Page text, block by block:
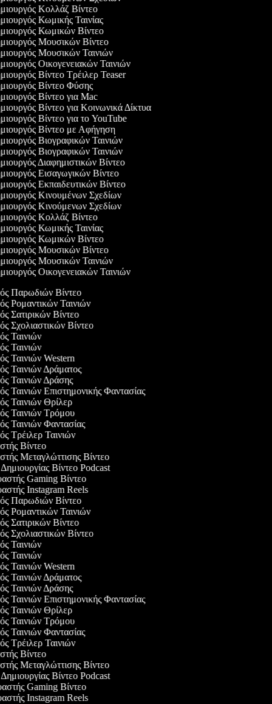
Κολλάζ Βίντεο
Κωμικής Ταινίας
Κωμικών Βίντεο
Μουσικών Βίντεο
Μουσικών Ταινιών
Οικογενειακών Ταινιών
Βίντεο Τρέιλερ Teaser
Βίντεο Φύσης
Βίντεο για Mac
Βίντεο για Κοινωνικά Δίκτυα
Βίντεο για το YouTube
Βίντεο με Αφήγηση
Βιογραφικών Ταινιών
Βιογραφικών Ταινιών
Διαφημιστικών Βίντεο
Εισαγωγικών Βίντεο
Εκπαιδευτικών Βίντεο
Κινουμένων Σχεδίων
Κινούμενων Σχεδίων
Κολλάζ Βίντεο
Κωμικής Ταινίας
Κωμικών Βίντεο
Μουσικών Βίντεο
Μουσικών Ταινιών
Οικογενειακών Ταινιών
Παρωδιών Βίντεο
Ρομαντικών Ταινιών
Σατιρικών Βίντεο
Σχολιαστικών Βίντεο
Ταινιών
Ταινιών
Ταινιών Western
Ταινιών Δράματος
Ταινιών Δράσης
Ταινιών Επιστημονικής Φαντασίας
Ταινιών Θρίλερ
Ταινιών Τρόμου
Ταινιών Φαντασίας
Τρέιλερ Ταινιών
Βίντεο
Μεταγλώττισης Βίντεο
Δημιουργίας Βίντεο Podcast
Gaming Βίντεο
Instagram Reels
Παρωδιών Βίντεο
Ρομαντικών Ταινιών
Σατιρικών Βίντεο
Σχολιαστικών Βίντεο
Ταινιών
Ταινιών
Ταινιών Western
Ταινιών Δράματος
Ταινιών Δράσης
Ταινιών Επιστημονικής Φαντασίας
Ταινιών Θρίλερ
Ταινιών Τρόμου
Ταινιών Φαντασίας
Τρέιλερ Ταινιών
Βίντεο
Μεταγλώττισης Βίντεο
Δημιουργίας Βίντεο Podcast
Gaming Βίντεο
Instagram Reels